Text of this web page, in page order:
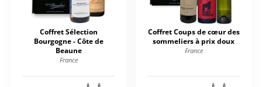
Coffret Sélection
Bourgogne - Côte de
Beaune
France
Coffret Coups de cœur des
sommeliers à prix doux
France